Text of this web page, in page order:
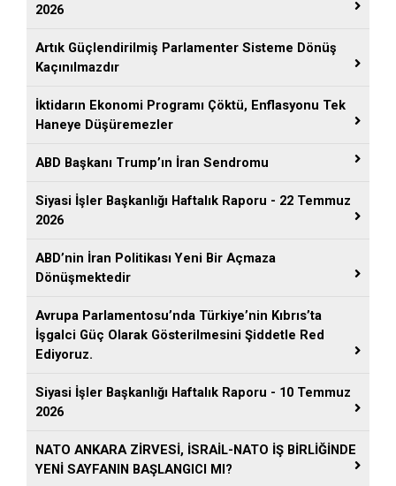
2026
Artık Güçlendirilmiş Parlamenter Sisteme Dönüş
Kaçınılmazdır
İktidarın Ekonomi Programı Çöktü, Enflasyonu Tek
Haneye Düşüremezler
ABD Başkanı Trump’ın İran Sendromu
Siyasi İşler Başkanlığı Haftalık Raporu - 22 Temmuz
2026
ABD’nin İran Politikası Yeni Bir Açmaza
Dönüşmektedir
Avrupa Parlamentosu’nda Türkiye’nin Kıbrıs’ta
İşgalci Güç Olarak Gösterilmesini Şiddetle Red
Ediyoruz.
Siyasi İşler Başkanlığı Haftalık Raporu - 10 Temmuz
2026
NATO ANKARA ZİRVESİ, İSRAİL-NATO İŞ BİRLİĞİNDE
YENİ SAYFANIN BAŞLANGICI MI?